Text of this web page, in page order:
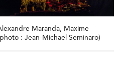
Maranda, Maxime
: Jean-Michael Seminaro)